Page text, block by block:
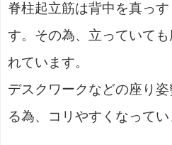
脊柱起立筋は背中を真っ
す。その為、立っていて
れています。
デスクワークなどの座り
る為、コリやすくなってい